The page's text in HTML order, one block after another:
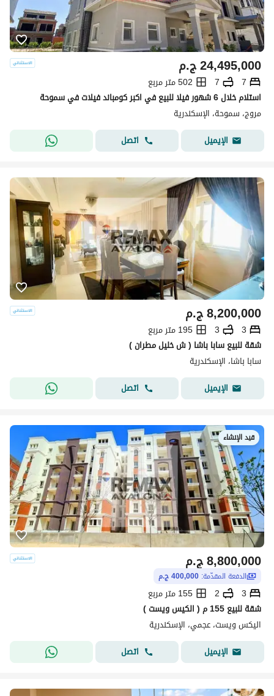
ج.م24,495,000
7
7
502 متر مربع
استلام خلال 6 شهور فيلا للبيع في اكبر كومباند فيلات في سموحة
مروج، سموحة، الإسكندرية
الإيميل
اتصل
ج.م8,200,000
3
3
195 متر مربع
شقة للبيع سابا باشا ( ش خليل مطران )
سابا باشا، الإسكندرية
الإيميل
اتصل
قيد الإنشاء
ج.م8,800,000
الدفعة المقدّمة: 400,000 ج.م
3
2
155 متر مربع
شقة للبيع 155 م ( الكيس ويست )
اليكس ويست، عجمي، الإسكندرية
الإيميل
اتصل